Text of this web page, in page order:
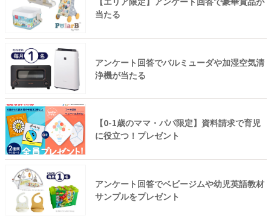
当たる
アンケート回答でバルミューダや加湿空気清
浄機が当たる
【0-1歳のママ・パパ限定】資料請求で育児
に役立つ！プレゼント
アンケート回答でベビージムや幼児英語教材
サンプルをプレゼント